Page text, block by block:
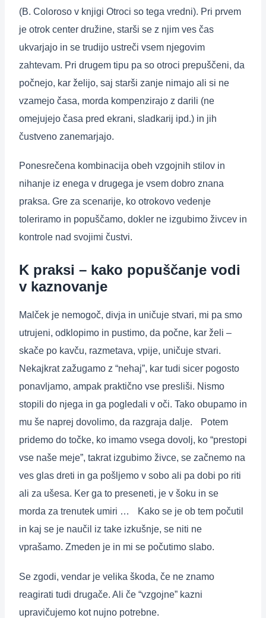
(B. Coloroso v knjigi Otroci so tega vredni). Pri prvem
je otrok center družine, starši se z njim ves čas
ukvarjajo in se trudijo ustreči vsem njegovim
zahtevam. Pri drugem tipu pa so otroci prepuščeni, da
počnejo, kar želijo, saj starši zanje nimajo ali si ne
vzamejo časa, morda kompenzirajo z darili (ne
omejujejo časa pred ekrani, sladkarij ipd.) in jih
čustveno zanemarjajo.
Ponesrečena kombinacija obeh vzgojnih stilov in
nihanje iz enega v drugega je vsem dobro znana
praksa. Gre za scenarije, ko otrokovo vedenje
toleriramo in popuščamo, dokler ne izgubimo živcev in
kontrole nad svojimi čustvi.
K praksi – kako popuščanje vodi
v kaznovanje
Malček je nemogoč, divja in uničuje stvari, mi pa smo
utrujeni, odklopimo in pustimo, da počne, kar želi –
skače po kavču, razmetava, vpije, uničuje stvari.
Nekajkrat zažugamo z “nehaj”, kar tudi sicer pogosto
ponavljamo, ampak praktično vse presliši. Nismo
stopili do njega in ga pogledali v oči. Tako obupamo in
mu še naprej dovolimo, da razgraja dalje. Potem
pridemo do točke, ko imamo vsega dovolj, ko “prestopi
vse naše meje”, takrat izgubimo živce, se začnemo na
ves glas dreti in ga pošljemo v sobo ali pa dobi po riti
ali za ušesa. Ker ga to preseneti, je v šoku in se
morda za trenutek umiri … Kako se je ob tem počutil
in kaj se je naučil iz take izkušnje, se niti ne
vprašamo. Zmeden je in mi se počutimo slabo.
Se zgodi, vendar je velika škoda, če ne znamo
reagirati tudi drugače. Ali če “vzgojne” kazni
upravičujemo kot nujno potrebne.